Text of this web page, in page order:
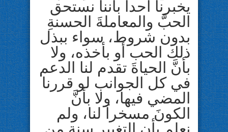
يخبرنا أحداً بأننا نستحق
الحبَّ والمعاملةَ الحسنةِ
بدون شروط، سواء ببذل
ذلك الحب أو بأخذه، ولا
بأنَّ الحياةَ تقدم لنا الدعم
في كل الجوانب لو قررنا
المضي فيها، ولا بأنَّ
الكونَ مسخراَ لنا، ولم